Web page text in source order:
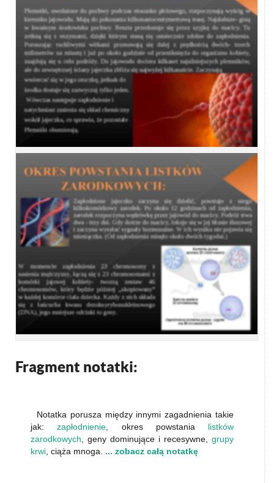
Fragment notatki:
Notatka porusza między innymi zagadnienia takie
jak:zapłodnienie , okres powstania listków
zarodkowych , geny dominujące i recesywne, grupy
krwi , ciąża mnoga. ... zobacz całą notatkę